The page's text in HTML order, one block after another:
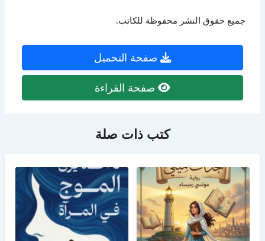
جميع حقوق النشر محفوظة للكاتب.
صفحة التحميل
صفحة القراءة
كتب ذات صلة